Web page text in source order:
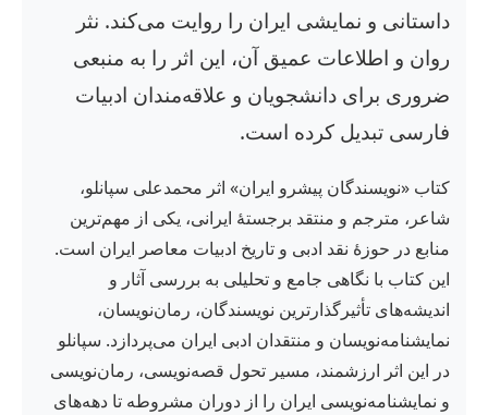
داستانی و نمایشی ایران را روایت می‌کند. نثر
روان و اطلاعات عمیق آن، این اثر را به منبعی
ضروری برای دانشجویان و علاقه‌مندان ادبیات
فارسی تبدیل کرده است.
کتاب «نویسندگان پیشرو ایران» اثر محمدعلی سپانلو،
شاعر، مترجم و منتقد برجستهٔ ایرانی، یکی از مهم‌ترین
منابع در حوزهٔ نقد ادبی و تاریخ ادبیات معاصر ایران است.
این کتاب با نگاهی جامع و تحلیلی به بررسی آثار و
اندیشه‌های تأثیرگذارترین نویسندگان، رمان‌نویسان،
نمایشنامه‌نویسان و منتقدان ادبی ایران می‌پردازد. سپانلو
در این اثر ارزشمند، مسیر تحول قصه‌نویسی، رمان‌نویسی
و نمایشنامه‌نویسی ایران را از دوران مشروطه تا دهه‌های